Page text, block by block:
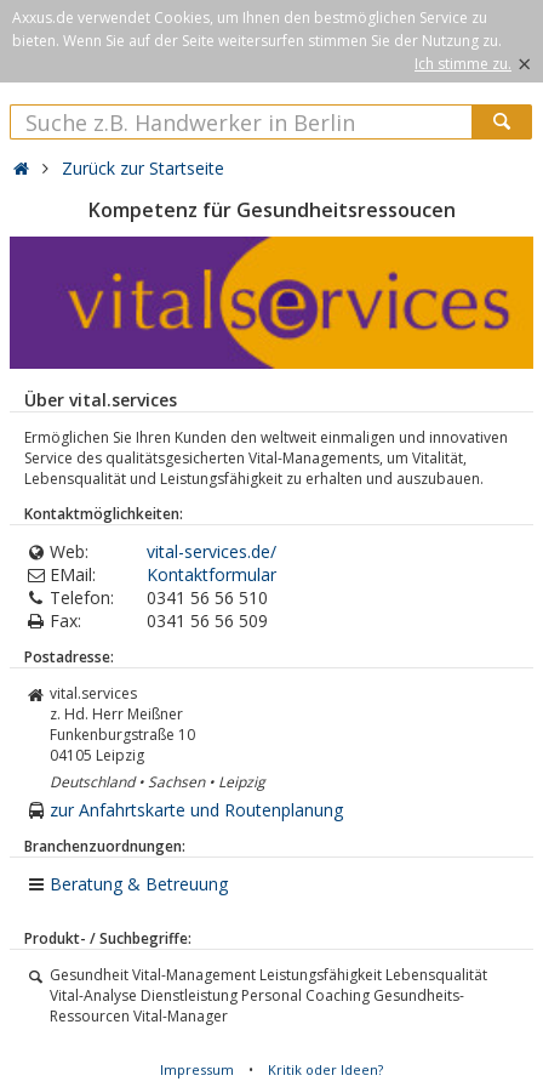
Axxus.de verwendet Cookies, um Ihnen den bestmöglichen Service zu
bieten. Wenn Sie auf der Seite weitersurfen stimmen Sie der Nutzung zu.
Ich stimme zu. ×
Zurück zur Startseite
Kompetenz für Gesundheitsressoucen
Über vital.services
Ermöglichen Sie Ihren Kunden den weltweit einmaligen und innovativen
Service des qualitätsgesicherten Vital-Managements, um Vitalität,
Lebensqualität und Leistungsfähigkeit zu erhalten und auszubauen.
Kontaktmöglichkeiten:
Web:
vital-services.de/
EMail:
Kontaktformular
Telefon:
0341 56 56 510
Fax:
0341 56 56 509
Postadresse:
vital.services
z. Hd. Herr Meißner
Funkenburgstraße 10
04105 Leipzig
Deutschland • Sachsen • Leipzig
zur Anfahrtskarte und Routenplanung
Branchenzuordnungen:
Beratung & Betreuung
Produkt- / Suchbegriffe:
Gesundheit Vital-Management Leistungsfähigkeit Lebensqualität
Vital-Analyse Dienstleistung Personal Coaching Gesundheits-
Ressourcen Vital-Manager
Impressum • Kritik oder Ideen?